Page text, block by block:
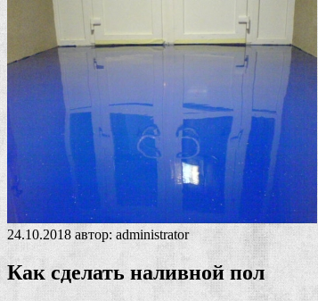
24.10.2018 автор: administrator
Как сделать наливной пол